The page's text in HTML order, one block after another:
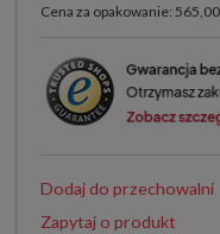
Cena za opakowanie: 565,00
Dodaj do przechowalni
Zapytaj o produkt